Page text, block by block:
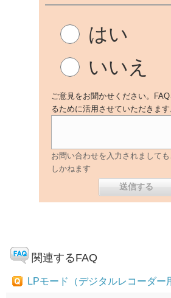
はい
いいえ
ご意見をお聞かせください。
るために活用させていただきます
お問い合わせを入力されまして
しかねます
関連するFAQ
LPモード（デジタルレコーダー